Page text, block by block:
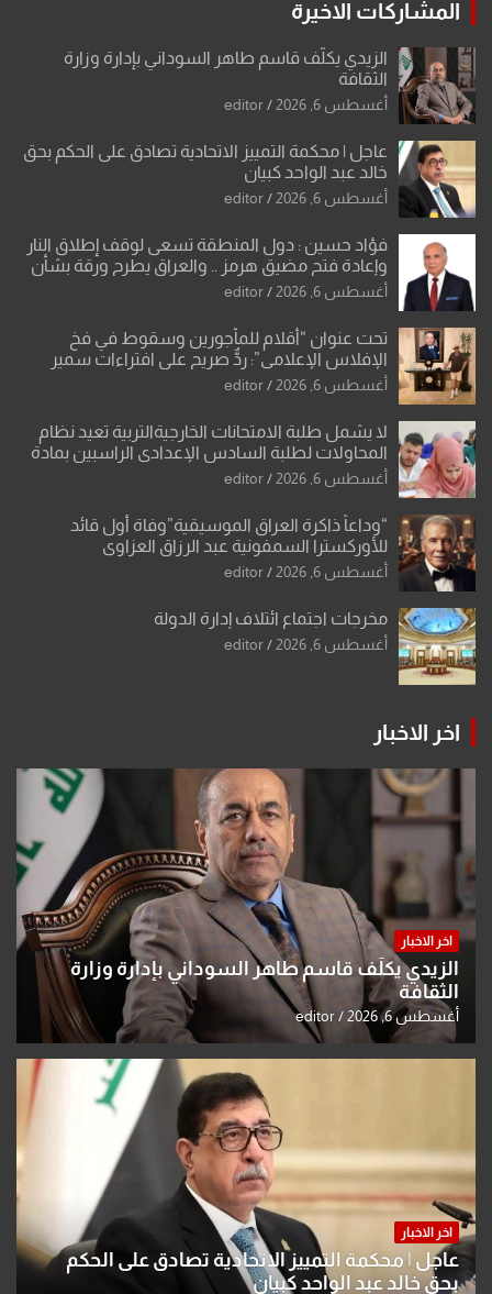
المشاركات الاخيرة
الزيدي يكلّف قاسم طاهر السوداني بإدارة وزارة
الثقافة
أغسطس 6, 2026 editor
عاجل | محكمة التمييز الاتحادية تصادق على الحكم بحق
خالد عبد الواحد كبيان
أغسطس 6, 2026 editor
فؤاد حسين : دول المنطقة تسعى لوقف إطلاق النار
وإعادة فتح مضيق هرمز .. والعراق يطرح ورقة بشأن
تحولات القدس
أغسطس 6, 2026 editor
تحت عنوان “أقلام للمأجورين وسقوط في فخ
الإفلاس الإعلامي”: ردٌّ صريح على افتراءات سمير
الشكرجي
أغسطس 6, 2026 editor
لا يشمل طلبة الامتحانات الخارجيةالتربية تعيد نظام
المحاولات لطلبة السادس الإعدادي الراسبين بمادة
أو مادتين
أغسطس 6, 2026 editor
“وداعاً ذاكرة العراق الموسيقية”وفاة أول قائد
للأوركسترا السمفونية عبد الرزاق العزاوي
أغسطس 6, 2026 editor
مخرجات اجتماع ائتلاف إدارة الدولة
أغسطس 6, 2026 editor
اخر الاخبار
اخر الاخبار
الزيدي يكلّف قاسم طاهر السوداني بإدارة وزارة
الثقافة
أغسطس 6, 2026 editor
اخر الاخبار
عاجل | محكمة التمييز الاتحادية تصادق على الحكم
بحق خالد عبد الواحد كبيان